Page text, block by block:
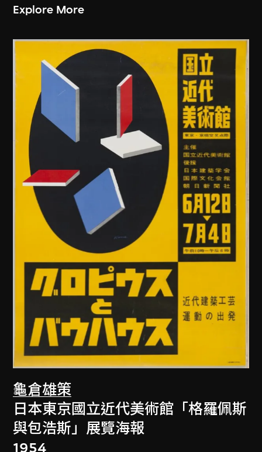
Explore More
龜倉雄策
日本東京國立近代美術館「格羅佩斯
與包浩斯」展覽海報
1954